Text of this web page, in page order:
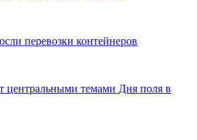
перевозки контейнеров
центральными темами Дня поля в